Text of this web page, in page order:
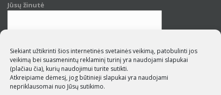
Siekiant užtikrinti šios internetinės svetainės veikimą, patobulinti jos
veikimą bei suasmenintų reklaminį turinį yra naudojami slapukai
(plačiau čia), kurių naudojimui turite sutikti.
Atkreipiame dėmesį, jog būtinieji slapukai yra naudojami
nepriklausomai nuo Jūsų sutikimo.
Jūsų žinutė
Suprivatumo politikasusipažinau